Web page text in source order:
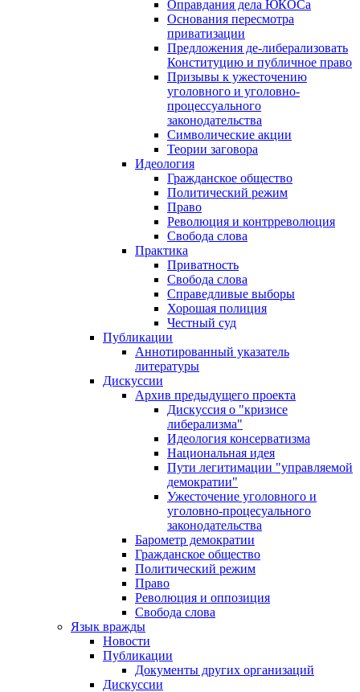
Оправдания дела ЮКОСа
Основания пересмотра
приватизации
Предложения де-либерализовать
Конституцию и публичное право
Призывы к ужесточению
уголовного и уголовно-
процессуального
законодательства
Символические акции
Теории заговора
Идеология
Гражданское общество
Политический режим
Право
Революция и контрреволюция
Свобода слова
Практика
Приватность
Свобода слова
Справедливые выборы
Хорошая полиция
Честный суд
Публикации
Аннотированный указатель
литературы
Дискуссии
Архив предыдущего проекта
Дискуссия о "кризисе
либерализма"
Идеология консерватизма
Национальная идея
Пути легитимации "управляемой
демократии"
Ужесточение уголовного и
уголовно-процесуального
законодательства
Барометр демократии
Гражданское общество
Политический режим
Право
Революция и оппозиция
Свобода слова
Язык вражды
Новости
Публикации
Документы других организаций
Дискуссии